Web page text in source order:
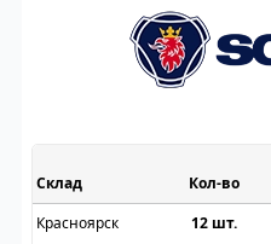
Склад
Красноярск
12 шт.